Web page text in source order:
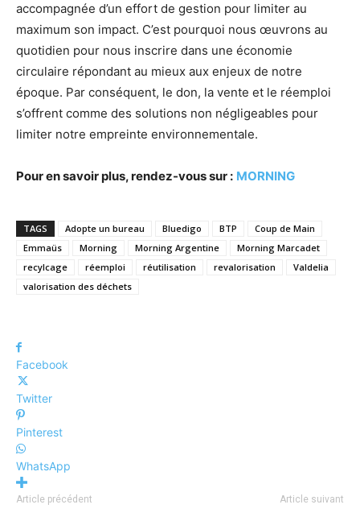
accompagnée d’un effort de gestion pour limiter au
maximum son impact. C’est pourquoi nous œuvrons au
quotidien pour nous inscrire dans une économie
circulaire répondant au mieux aux enjeux de notre
époque. Par conséquent, le don, la vente et le réemploi
s’offrent comme des solutions non négligeables pour
limiter notre empreinte environnementale.
Pour en savoir plus, rendez-vous sur : MORNING
TAGS Adopte un bureau Bluedigo BTP
Coup de Main
Emmaüs
Morning Morning Argentine
Morning Marcadet
recylcage
réemploi réutilisation revalorisation
Valdelia
valorisation des déchets
Facebook
Twitter
Pinterest
WhatsApp
Article précédent Article suivant